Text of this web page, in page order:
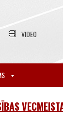
VIDEO